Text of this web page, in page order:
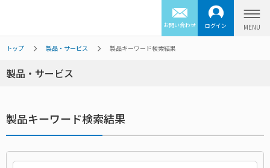
お問い合わせ ログイン
トップ 製品・サービス 製品キーワード検索結果
製品・サービス
製品キーワード検索結果